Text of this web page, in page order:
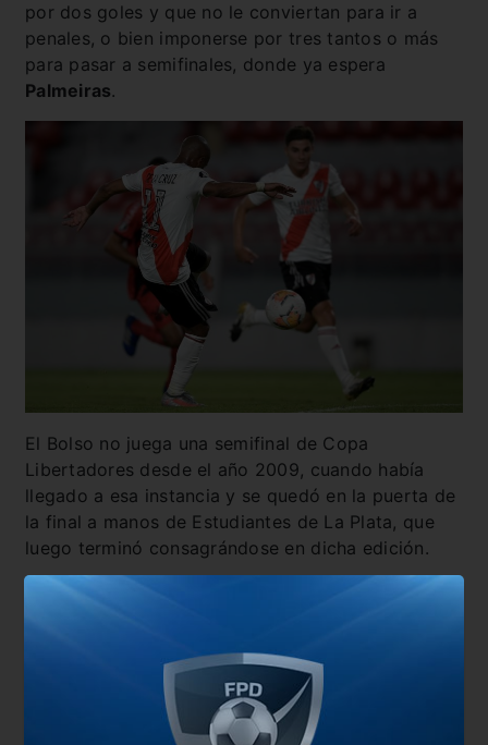
por dos goles y que no le conviertan para ir a
penales, o bien imponerse por tres tantos o más
para pasar a semifinales, donde ya espera
Palmeiras.
El Bolso no juega una semifinal de Copa
Libertadores desde el año 2009, cuando había
llegado a esa instancia y se quedó en la puerta de
la final a manos de Estudiantes de La Plata, que
luego terminó consagrándose en dicha edición.
La última semi de Nacional